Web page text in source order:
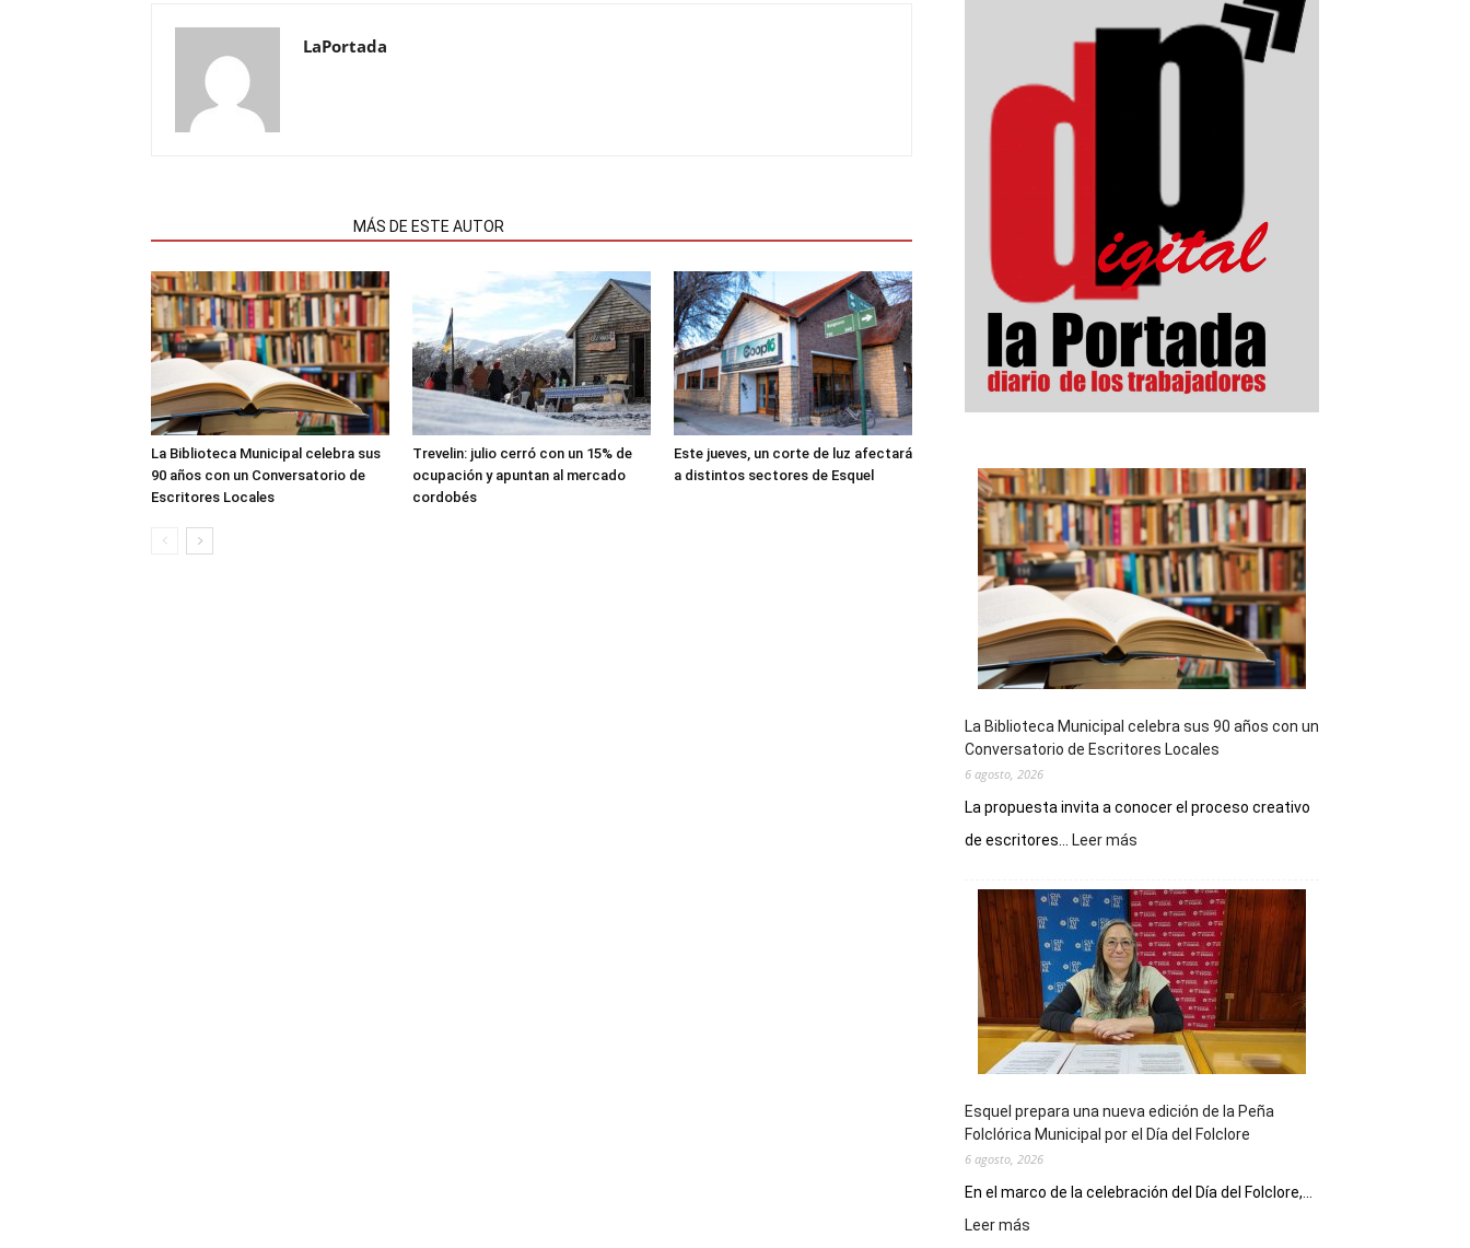
LaPortada
MÁS DE ESTE AUTOR
La Biblioteca Municipal celebra sus
90 años con un Conversatorio de
Escritores Locales
Trevelin: julio cerró con un 15% de
ocupación y apuntan al mercado
cordobés
Este jueves, un corte de luz afectará
a distintos sectores de Esquel
La Biblioteca Municipal celebra sus 90 años con un
Conversatorio de Escritores Locales
6 agosto, 2026
La propuesta invita a conocer el proceso creativo
de escritores...
Leer más
Municipal
celebra
sus
90
años
con
un
Conversatorio
Escritores
Locales
Esquel prepara una nueva edición de la Peña
Folclórica Municipal por el Día del Folclore
6 agosto, 2026
En el marco de la celebración del Día del Folclore,...
Leer más